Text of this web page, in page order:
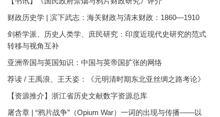
财政历史学 | 滨下武志：海关财政与清末财政：1860—1910
剑桥学派、历史人类学、庶民研究：印度近现代史研究的范式
转移与视角互补
亚洲帝国与英国知识：中国与英帝国扩张的网络
荐读 / 王禹浪、王天姿：《元明清时期东北亚丝绸之路考论》
【资源推介】浙江省历史文献数字资源总库
屠含章 | “鸦片战争”（Opium War）一词的出现与传播——以